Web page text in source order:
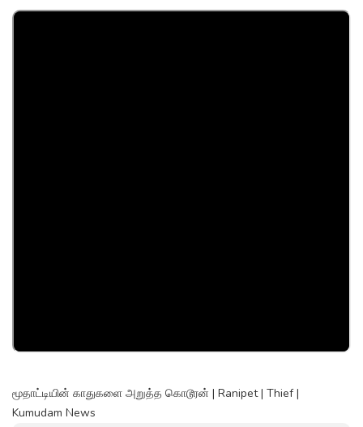
மூதாட்டியின் காதுகளை அறுத்த கொடூரன் | Ranipet | Thief |
Kumudam News